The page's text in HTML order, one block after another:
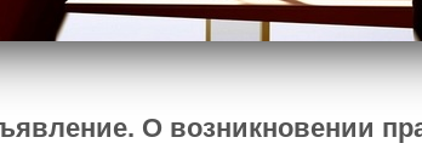
О возникновении